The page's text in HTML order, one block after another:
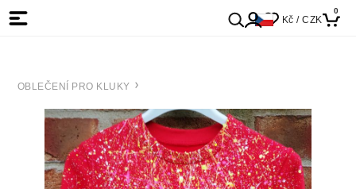
Kč / CZK
0
OBLEČENÍ PRO KLUKY